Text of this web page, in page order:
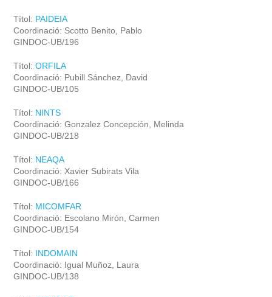
Títol: PAIDEIA
Coordinació: Scotto Benito, Pablo
GINDOC-UB/196
Títol: ORFILA
Coordinació: Pubill Sánchez, David
GINDOC-UB/105
Títol: NINTS
Coordinació: Gonzalez Concepción, Melinda
GINDOC-UB/218
Títol: NEAQA
Coordinació: Xavier Subirats Vila
GINDOC-UB/166
Títol: MICOMFAR
Coordinació: Escolano Mirón, Carmen
GINDOC-UB/154
Títol: INDOMAIN
Coordinació: Igual Muñoz, Laura
GINDOC-UB/138